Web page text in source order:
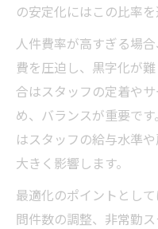
の安定化にはこの比率
人件費率が高すぎる場
費を圧迫し、黒字化が
合はスタッフの定着や
め、バランスが重要で
はスタッフの給与水準
大きく影響します。
最適化のポイントとし
問件数の調整、非常勤